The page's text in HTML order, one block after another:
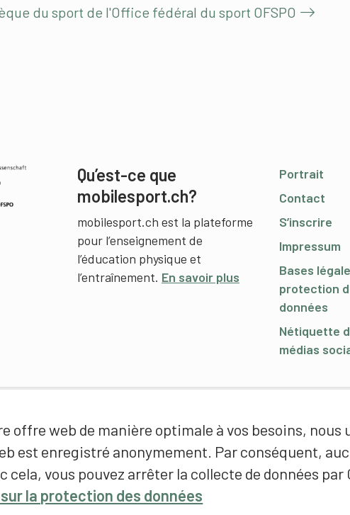
offre web de manière optimale à vos besoins, nous
est enregistré anonymement. Par conséquent,
cela, vous pouvez arrêter la collecte de données
la protection des données
du sport de l'Office fédéral du sport OFSPO
Qu’est-ce que
mobilesport.ch?
mobilesport.ch est la plateforme
pour l’enseignement de
l’éducation physique et
l’entraînement. En savoir plus
Portrait
Contact
S’inscrire
Impressum
Bases
protection
données
Nétiquette
médias